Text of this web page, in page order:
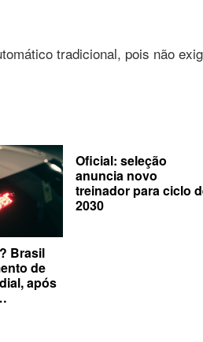
tradicional, pois não
Brasil
de
após
Oficial: seleção
anuncia novo
treinador para ciclo
2030